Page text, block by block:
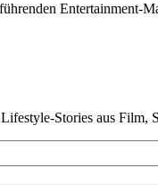
Entertainment-
Stories aus Film,